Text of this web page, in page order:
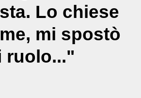
Lo chiese
mi spostò
ruolo..."